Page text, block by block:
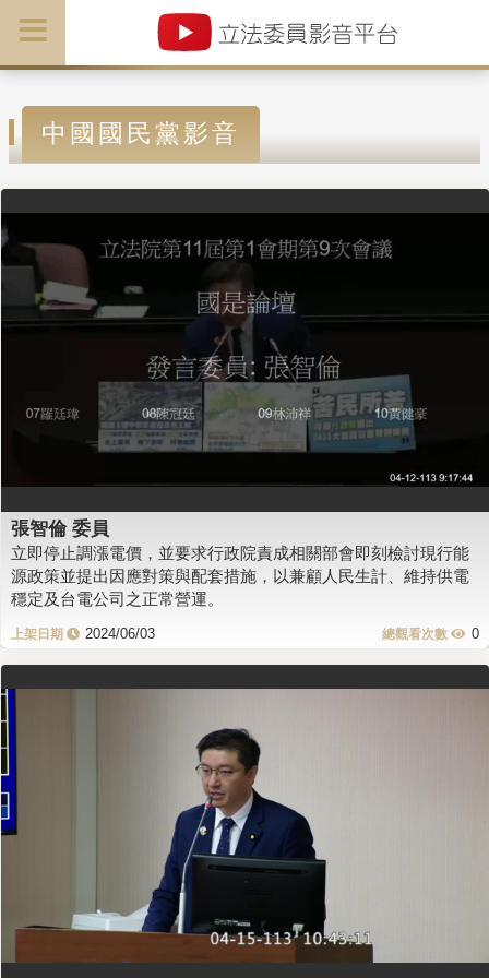
中國國民黨影音
張智倫 委員
立即停止調漲電價，並要求行政院責成相關部會即刻檢討現行能
源政策並提出因應對策與配套措施，以兼顧人民生計、維持供電
穩定及台電公司之正常營運。
2024/06/03 0